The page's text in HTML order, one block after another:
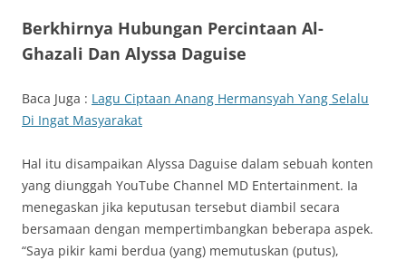
Berkhirnya Hubungan Percintaan Al-
Ghazali Dan Alyssa Daguise
Baca Juga : Lagu Ciptaan Anang Hermansyah Yang Selalu
Di Ingat Masyarakat
Hal itu disampaikan Alyssa Daguise dalam sebuah konten
yang diunggah YouTube Channel MD Entertainment. Ia
menegaskan jika keputusan tersebut diambil secara
bersamaan dengan mempertimbangkan beberapa aspek.
“Saya pikir kami berdua (yang) memutuskan (putus),